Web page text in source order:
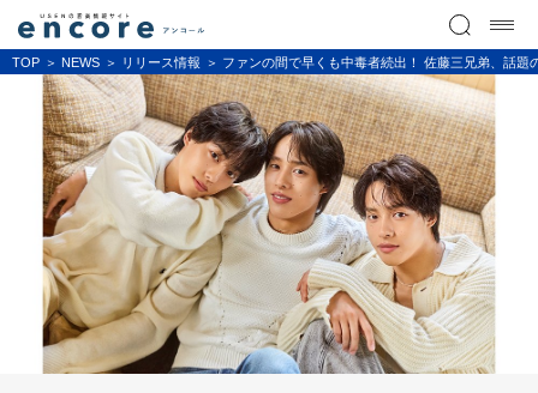
TOP NEWS リリース情報 ファンの間で早くも中毒者続出！ 佐藤三兄弟、話